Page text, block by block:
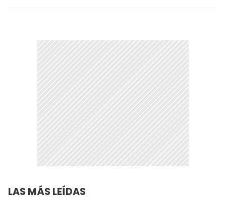
LAS MÁS LEÍDAS